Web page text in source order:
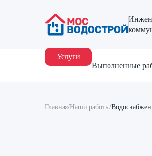
Услуги
Выполненные
Главная/Наши работы/